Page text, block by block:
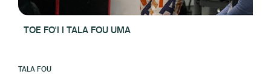
TOE FO'I I TALA FOU UMA
TALA FOU